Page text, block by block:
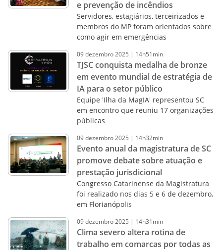
e prevenção de incêndios
Servidores, estagiários, terceirizados e
membros do MP foram orientados sobre
como agir em emergências
09dezembro2025 | 14h51min
TJSC conquista medalha de bronze
em evento mundial de estratégia de
IA para o setor público
Equipe 'Ilha da MagIA' representou SC
em encontro que reuniu 17 organizações
públicas
09dezembro2025 | 14h32min
Evento anual da magistratura de SC
promove debate sobre atuação e
prestação jurisdicional
Congresso Catarinense da Magistratura
foi realizado nos dias 5 e 6 de dezembro,
em Florianópolis
09dezembro2025 | 14h31min
Clima severo altera rotina de
trabalho em comarcas por todas as